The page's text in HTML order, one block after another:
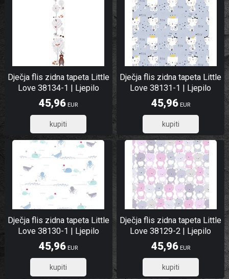
Dječja flis zidna tapeta Little
Love 38134-1 | Ljepilo
besplatno
45,96 EUR
36,77
Dječja flis zidna tapeta Little
Love 38131-1 | Ljepilo
besplatno
45,96EUR
36,77
Dječja flis zidna tapeta Little
Love 38130-1 | Ljepilo
besplatno
45,96 EUR
36,77
Dječja flis zidna tapeta Little
Love 38129-2 | Ljepilo
besplatno
45,96EUR
36,77